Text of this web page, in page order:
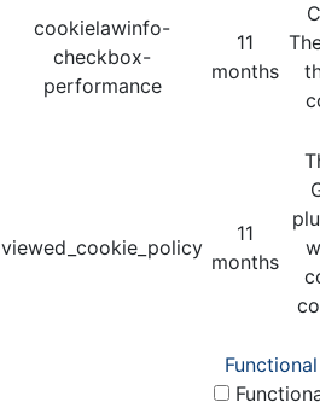
cookielawinfo-
checkbox-
performance
11
months
viewed_cookie_policy
11
months
Functional